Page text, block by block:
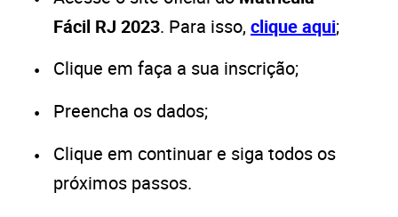
Fácil RJ 2023. Para isso, clique aqui;
Clique em faça a sua inscrição;
Preencha os dados;
Clique em continuar e siga todos os
próximos passos.